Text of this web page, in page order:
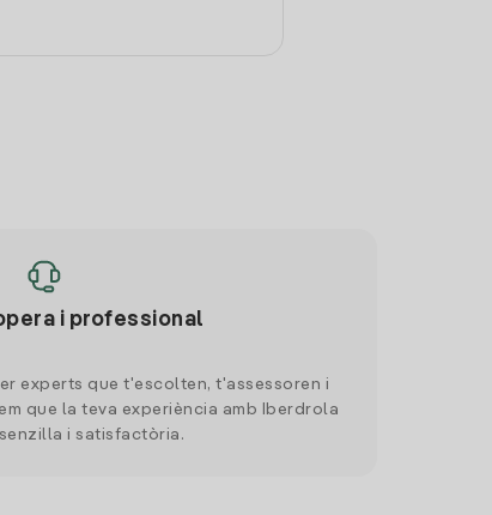
i professional
experts que t'escolten, t'assessoren i
que la teva experiència amb Iberdrola
i satisfactòria.